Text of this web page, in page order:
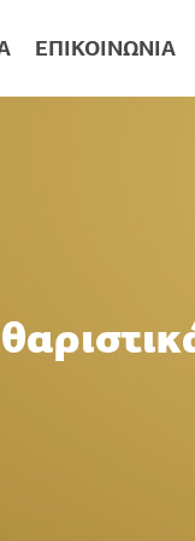
ΕΠΙΚΟΙΝΩΝΊΑ